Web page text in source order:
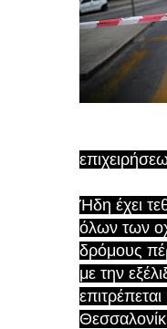
Ήδη έχει
όλων των
δρόμους
με την